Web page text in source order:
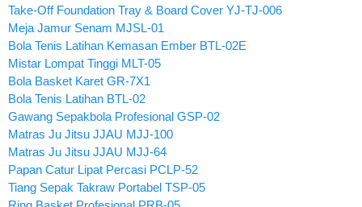
Take-Off Foundation Tray & Board Cover YJ-TJ-006
Meja Jamur Senam MJSL-01
Bola Tenis Latihan Kemasan Ember BTL-02E
Mistar Lompat Tinggi MLT-05
Bola Basket Karet GR-7X1
Bola Tenis Latihan BTL-02
Gawang Sepakbola Profesional GSP-02
Matras Ju Jitsu JJAU MJJ-100
Matras Ju Jitsu JJAU MJJ-64
Papan Catur Lipat Percasi PCLP-52
Tiang Sepak Takraw Portabel TSP-05